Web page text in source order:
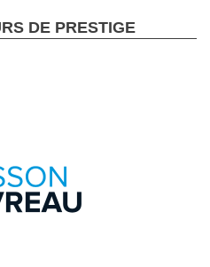
DE PRESTIGE